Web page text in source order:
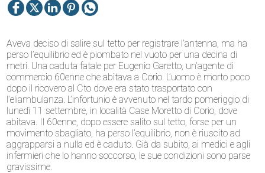
Aveva deciso di salire sul tetto per registrare l’antenna, ma ha
perso l’equilibrio ed è piombato nel vuoto per una decina di
metri. Una caduta fatale per Eugenio Garetto, un’agente di
commercio 60enne che abitava a Corio. L’uomo è morto poco
dopo il ricovero al Cto dove era stato trasportato con
l’eliambulanza. L’infortunio è avvenuto nel tardo pomeriggio di
lunedì 11 settembre, in località Case Moretto di Corio, dove
abitava. Il 60enne, dopo essere salito sul tetto, forse per un
movimento sbagliato, ha perso l’equilibrio, non è riuscito ad
aggrapparsi a nulla ed è caduto. Già da subito, ai medici e agli
infermieri che lo hanno soccorso, le sue condizioni sono parse
gravissime.